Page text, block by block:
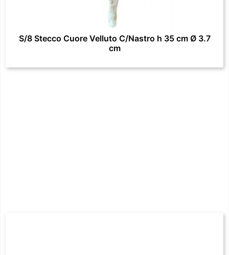
S/8 Stecco Cuore Velluto C/Nastro h 35 cm Ø 3.7
cm